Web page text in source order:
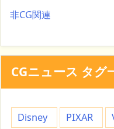
非CG関連
CGニュース タグ
Disney PIXAR